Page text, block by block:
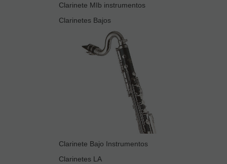
Clarinete MIb instrumentos
Clarinetes Bajos
Clarinete Bajo Instrumentos
Clarinetes LA